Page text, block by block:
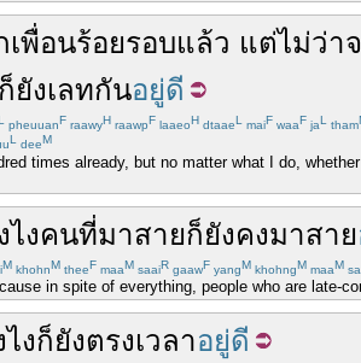
เพื่อนร้อยรอบแล้ว แต่ไม่ว่า
ก็ยังเลทกันอยู่ดี
pheuuanF raawyH raawpF laaeoH dtaaeL maiF waaF jaL tham
L deeM
times already, but no matter what I do,
ไงคนที่มาสายก็ยังคงมาสาย
M khohnM theeF maaM saaiR gaawF yangM khohngM maaM
in spite of everything, people who are late-
ไงก็ยังตรงเวลาอยู่ดี